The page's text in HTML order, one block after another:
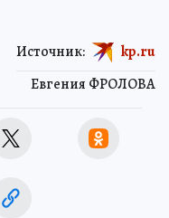
Евгения ФРОЛОВА
Источник: kp.ru